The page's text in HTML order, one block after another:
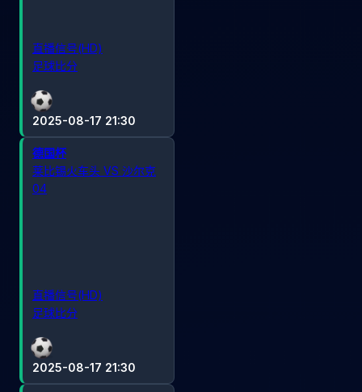
2025-08-17 21:30
直播信号(HD)
足球比分
2025-08-17 21:30
德国杯
莱比锡火车头 VS 沙尔克
04
直播信号(HD)
足球比分